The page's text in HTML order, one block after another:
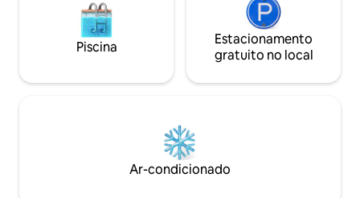
Piscina
Estacionamento
gratuito no local
Ar-condicionado